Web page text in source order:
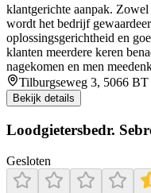
klantgerichte aanpak.
wordt het bedrijf
oplossingsgerichtheid en
klanten meerdere keren
nagekomen en men
Tilburgseweg 3, 5066
Bekijk details
Loodgietersbedr.
Gesloten